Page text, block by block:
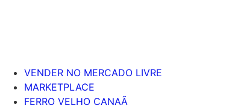
VENDER NO MERCADO LIVRE
MARKETPLACE
FERRO VELHO CANAÃ